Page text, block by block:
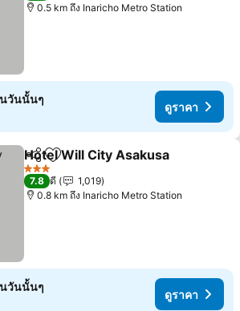
0.5 km ถึง Inaricho Metro Station
นวันนั้นๆ
ดูราคา
แชร์ เพิ่มในรายการโปรด
Hotel Will City Asakusa
3 ดาว
7.8 ดี
1,019
0.8 km ถึง Inaricho Metro Station
นวันนั้นๆ
ดูราคา